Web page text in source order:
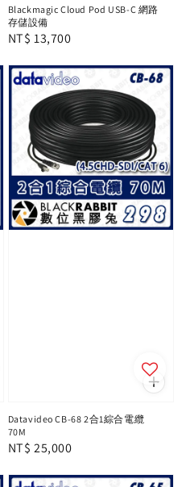
Blackmagic Cloud Pod USB-C 網路
存儲設備
Regular
NT$ 13,700
Datavideo CB-68 2合1綜合電纜
70M
Regular
NT$ 25,000